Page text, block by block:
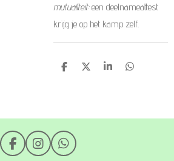
mutualiteit:een deelnameattest
krijg je op het kamp zelf.
D
D
S
D
F
I
W